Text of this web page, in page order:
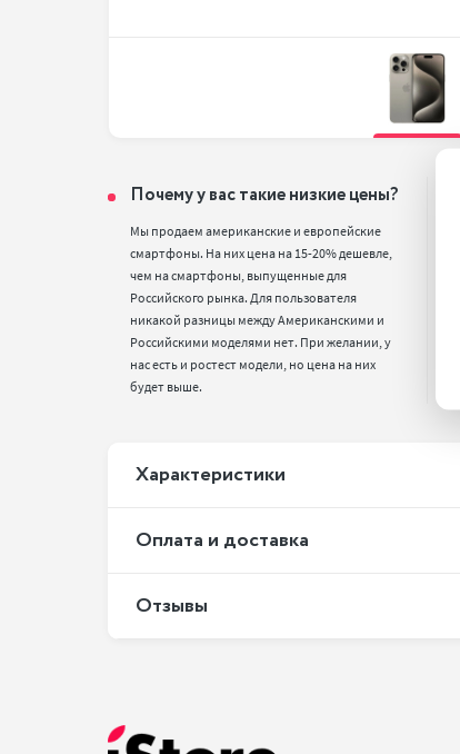
Почему у вас такие низкие цены?
Мы продаем американские и европейские
смартфоны. На них цена на 15-20% дешевле,
чем на смартфоны, выпущенные для
Российского рынка. Для пользователя
никакой разницы между Американскими и
Российскими моделями нет. При желании, у
нас есть и ростест модели, но цена на них
будет выше.
Xарактеристики
Оплата и доставка
Отзывы